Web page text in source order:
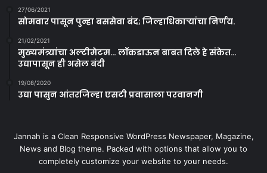
27/06/2021
सोमवार पासून पुन्हा बससेवा बंद; जिल्हाधिकाऱ्यांचा निर्णय.
21/02/2021
मुख्यमंत्र्यांचा अल्टीमेटम… लॉकडाऊन बाबत दिले हे संकेत…
उद्यापासून ही असेल बंदी
19/08/2020
उद्या पासुन आंतरजिल्हा एसटी प्रवासाला परवानगी
Jannah is a Clean Responsive WordPress Newspaper, Magazine,
News and Blog theme. Packed with options that allow you to
completely customize your website to your needs.